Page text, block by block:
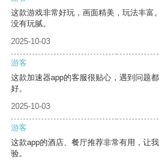
这款游戏非常好玩，画面精美，玩法丰富
没有玩腻。
2025-10-03
游客
这款加速器app的客服很贴心，遇到问题
好。
2025-10-03
游客
这款app的酒店、餐厅推荐非常有用，让
验。